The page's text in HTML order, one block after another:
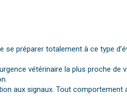
préparer totalement à ce type
vétérinaire la plus proche
aux signaux. Tout